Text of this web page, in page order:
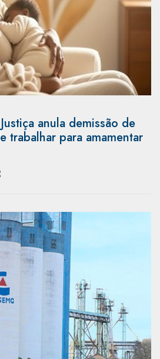
anula demissão de
trabalhar para amamentar